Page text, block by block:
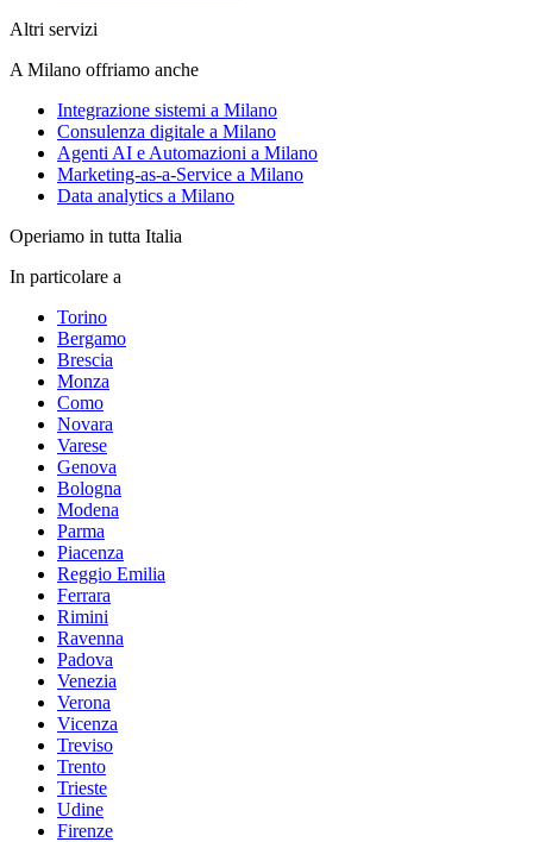
Altri servizi
A Milano offriamo anche
Integrazione sistemi a Milano
Consulenza digitale a Milano
Agenti AI e Automazioni a Milano
Marketing-as-a-Service a Milano
Data analytics a Milano
Operiamo in tutta Italia
In particolare a
Torino
Bergamo
Brescia
Monza
Como
Novara
Varese
Genova
Bologna
Modena
Parma
Piacenza
Reggio Emilia
Ferrara
Rimini
Ravenna
Padova
Venezia
Verona
Vicenza
Treviso
Trento
Trieste
Udine
Firenze